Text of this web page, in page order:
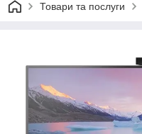
Товари та послуги